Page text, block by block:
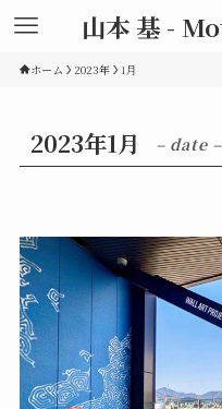
山本 基 -
ホーム 2023年 1月
2023年1月 – date –